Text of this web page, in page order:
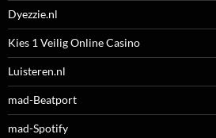
Dyezzie.nl
Kies 1 Veilig Online Casino
Luisteren.nl
mad-Beatport
mad-Spotify